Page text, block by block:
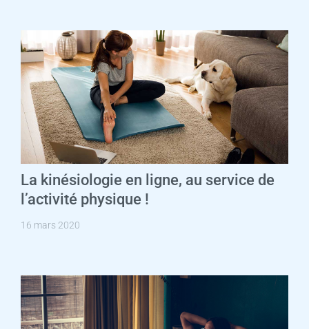
La kinésiologie en ligne, au service de
l’activité physique !
16 mars 2020